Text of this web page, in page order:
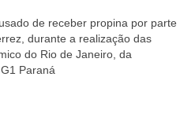
de receber propina por parte
durante a realização das
do Rio de Janeiro, da
Paraná